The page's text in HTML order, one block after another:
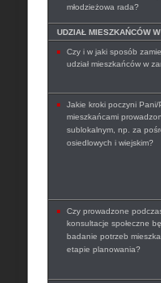
młodzieżowa rada?
UDZIAŁ MIESZKAŃCÓW
Czy i w jaki sposób
udział mieszkańców w
Jakie kroki poczyni
mieszkańcami
sublokalnym, np. za
osiedlowych i wiejskim?
Czy prowadzone
konsultacje społeczne
badanie potrzeb
etapie planowania?